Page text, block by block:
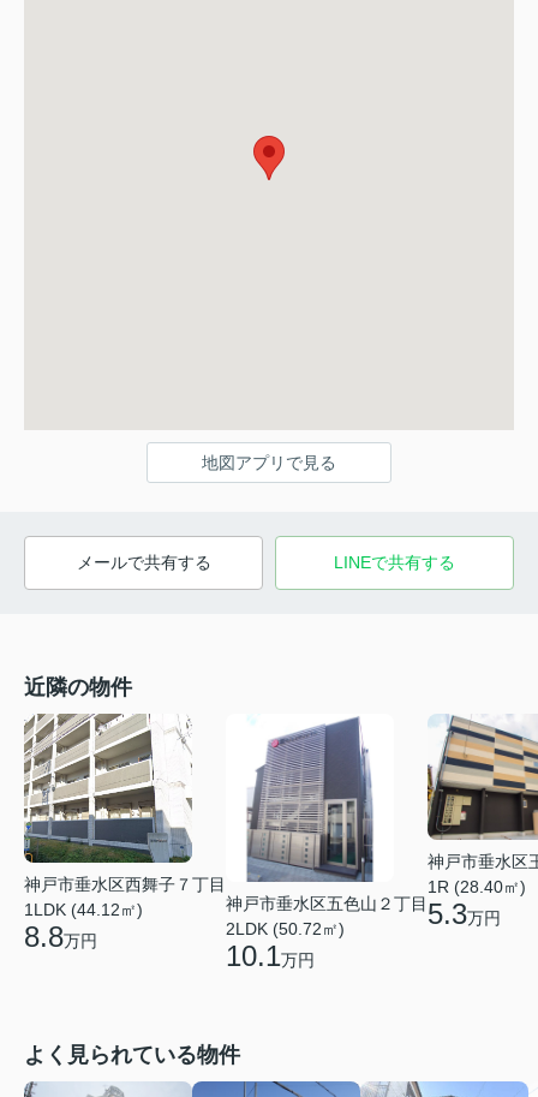
地図アプリで見る
メールで共有する LINEで共有する
近隣の物件
神戸市垂水区西舞子７丁目
1LDK (44.12㎡)
8.8万円
神戸市垂水区五色山２丁目
2LDK (50.72㎡)
10.1万円
神戸市垂水区
1R (28.40㎡)
5.3万円
よく見られている物件